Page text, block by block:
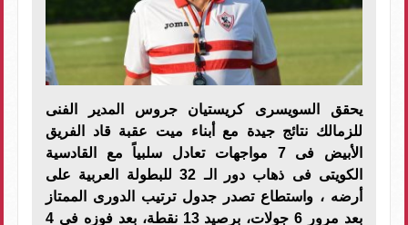
يحقق السويسرى كريستيان جروس المدير الفنى
للزمالك نتائج جيدة مع أبناء ميت عقبة قاد الفريق
الأبيض فى 7 مواجهات تعادل سلبياً مع القادسية
الكويتى فى ذهاب دور الـ 32 للبطولة العربية على
أرضه ، واستطاع تصدر جدول ترتيب الدورى الممتاز
بعد مرور 6 جولات، برصيد 13 نقطة، بعد فوزه فى 4